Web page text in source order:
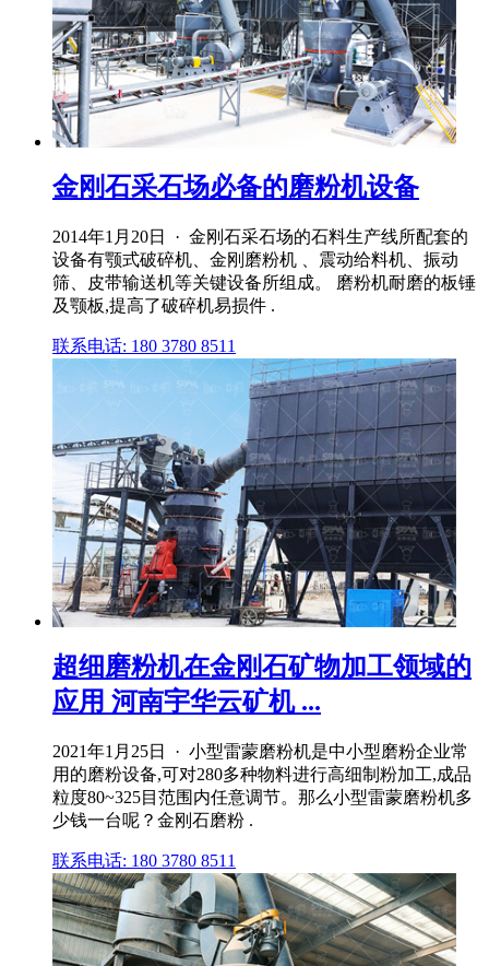
金刚石采石场必备的磨粉机设备
2014年1月20日 · 金刚石采石场的石料生产线所配套的
设备有颚式破碎机、金刚磨粉机 、震动给料机、振动
筛、皮带输送机等关键设备所组成。 磨粉机耐磨的板锤
及颚板,提高了破碎机易损件 .
联系电话: 180 3780 8511
超细磨粉机在金刚石矿物加工领域的
应用 河南宇华云矿机 ...
2021年1月25日 · 小型雷蒙磨粉机是中小型磨粉企业常
用的磨粉设备,可对280多种物料进行高细制粉加工,成品
粒度80~325目范围内任意调节。那么小型雷蒙磨粉机多
少钱一台呢？金刚石磨粉 .
联系电话: 180 3780 8511